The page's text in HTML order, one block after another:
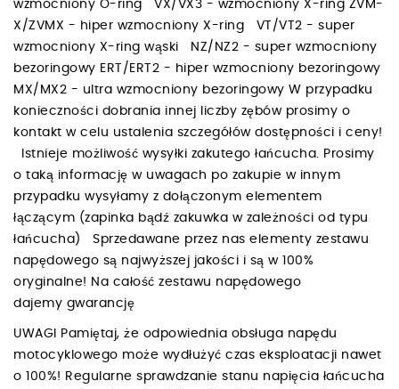
wzmocniony O-ring VX/VX3 - wzmocniony X-ring ZVM-
X/ZVMX - hiper wzmocniony X-ring VT/VT2 - super
wzmocniony X-ring wąski NZ/NZ2 - super wzmocniony
bezoringowy ERT/ERT2 - hiper wzmocniony bezoringowy
MX/MX2 - ultra wzmocniony bezoringowy W przypadku
konieczności dobrania innej liczby zębów prosimy o
kontakt w celu ustalenia szczegółów dostępności i ceny!
Istnieje możliwość wysyłki zakutego łańcucha. Prosimy
o taką informację w uwagach po zakupie w innym
przypadku wysyłamy z dołączonym elementem
łączącym (zapinka bądź zakuwka w zależności od typu
łańcucha) Sprzedawane przez nas elementy zestawu
napędowego są najwyższej jakości i są w 100%
oryginalne! Na całość zestawu napędowego
dajemy gwarancję
UWAGI Pamiętaj, że odpowiednia obsługa napędu
motocyklowego może wydłużyć czas eksploatacji nawet
o 100%! Regularne sprawdzanie stanu napięcia łańcucha